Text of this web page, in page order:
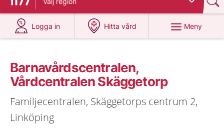
Till startsidan för 1177
Logga in
på 1177.se
Hitta vård
på 1177.se
Meny
Barnavårdscentralen,
Vårdcentralen Skäggetorp
Familjecentralen, Skäggetorps centrum 2,
Linköping